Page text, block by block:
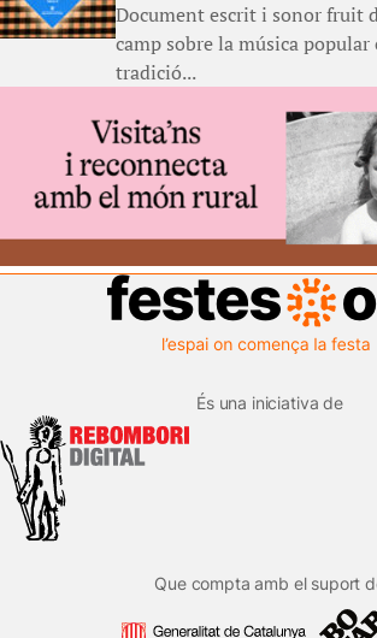
Document escrit i sonor fruit
camp sobre la música popular
tradició...
És una iniciativa de
Que compta amb el suport